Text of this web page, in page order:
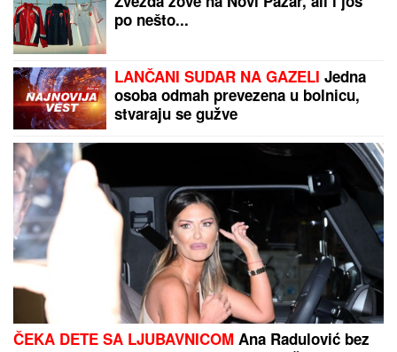
minut
"IMAO SAM PET PROPUŠTENIH POZIVA"
Darko
Tanasijević i dalje u ogromnom strahu za svoju
porodicu, požar se približio njihovoj kući: "Prva reč
koju sam čuo - IZGOREĆEMO"